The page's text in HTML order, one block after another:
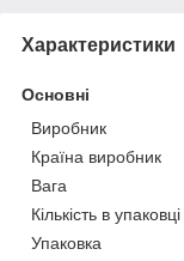
Характеристики
Основні
Виробник
Країна виробник
Вага
Кількість в упаковці
Упаковка